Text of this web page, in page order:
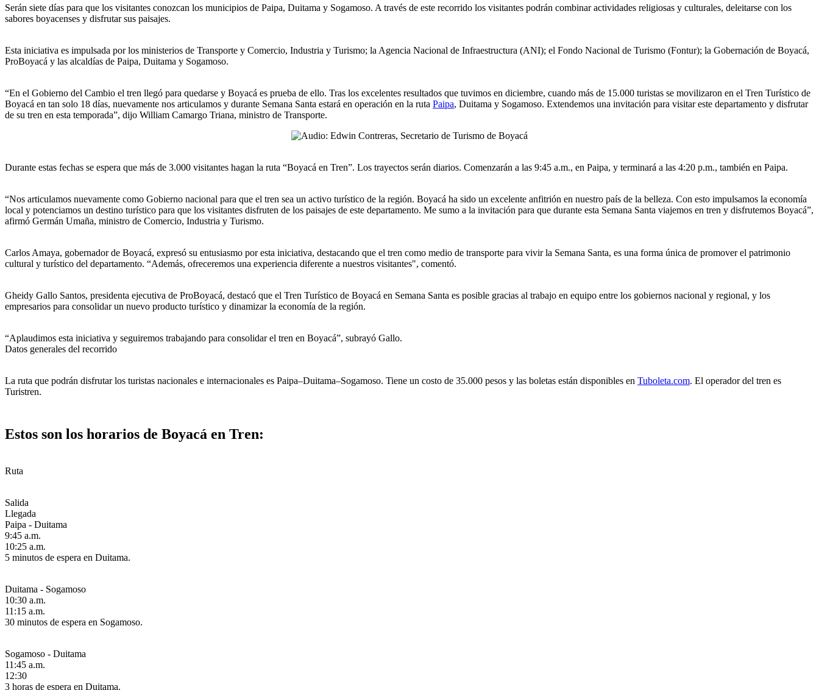
Serán siete días para que los visitantes conozcan los municipios de Paipa, Duitama y Sogamoso. A través de este recorrido los visitantes podrán combinar actividades religiosas y culturales, deleitarse con los
sabores boyacenses y disfrutar sus paisajes.
Esta iniciativa es impulsada por los ministerios de Transporte y Comercio, Industria y Turismo; la Agencia Nacional de Infraestructura (ANI); el Fondo Nacional de Turismo (Fontur); la Gobernación de Boyacá,
ProBoyacá y las alcaldías de Paipa, Duitama y Sogamoso.
“En el Gobierno del Cambio el tren llegó para quedarse y Boyacá es prueba de ello. Tras los excelentes resultados que tuvimos en diciembre, cuando más de 15.000 turistas se movilizaron en el Tren Turístico de
Boyacá en tan solo 18 días, nuevamente nos articulamos y durante Semana Santa estará en operación en la ruta Paipa, Duitama y Sogamoso. Extendemos una invitación para visitar este departamento y disfrutar
de su tren en esta temporada”, dijo William Camargo Triana, ministro de Transporte.
Durante estas fechas se espera que más de 3.000 visitantes hagan la ruta “Boyacá en Tren”. Los trayectos serán diarios. Comenzarán a las 9:45 a.m., en Paipa, y terminará a las 4:20 p.m., también en Paipa.
“Nos articulamos nuevamente como Gobierno nacional para que el tren sea un activo turístico de la región. Boyacá ha sido un excelente anfitrión en nuestro país de la belleza. Con esto impulsamos la economía
local y potenciamos un destino turístico para que los visitantes disfruten de los paisajes de este departamento. Me sumo a la invitación para que durante esta Semana Santa viajemos en tren y disfrutemos Boyacá”,
afirmó Germán Umaña, ministro de Comercio, Industria y Turismo.
Carlos Amaya, gobernador de Boyacá, expresó su entusiasmo por esta iniciativa, destacando que el tren como medio de transporte para vivir la Semana Santa, es una forma única de promover el patrimonio
cultural y turístico del departamento. “Además, ofreceremos una experiencia diferente a nuestros visitantes", comentó.
Gheidy Gallo Santos, presidenta ejecutiva de ProBoyacá, destacó que el Tren Turístico de Boyacá en Semana Santa es posible gracias al trabajo en equipo entre los gobiernos nacional y regional, y los
empresarios para consolidar un nuevo producto turístico y dinamizar la economía de la región.
“Aplaudimos esta iniciativa y seguiremos trabajando para consolidar el tren en Boyacá”, subrayó Gallo.
Datos generales del recorrido
La ruta que podrán disfrutar los turistas nacionales e internacionales es Paipa–Duitama–Sogamoso. Tiene un costo de 35.000 pesos y las boletas están disponibles en Tuboleta.com. El operador del tren es
Turistren.
Estos son los horarios de Boyacá en Tren:
Ruta
Salida
Llegada
Paipa - Duitama
9:45 a.m.
10:25 a.m.
5 minutos de espera en Duitama.
Duitama - Sogamoso
10:30 a.m.
11:15 a.m.
30 minutos de espera en Sogamoso.
Sogamoso - Duitama
11:45 a.m.
12:30
3 horas de espera en Duitama.